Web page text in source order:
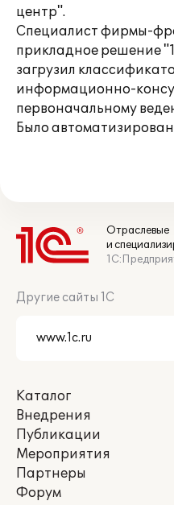
центр".
Специалист фирмы-
прикладное решение
загрузил
информационно-
первоначальному
Было
Отраслевые
и
Другие сайты 1С
Каталог
Внедрения
Публикации
Мероприятия
Партнеры
Форум